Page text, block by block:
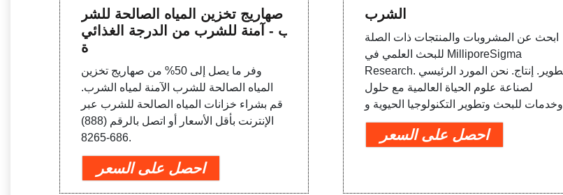
صهاريج تخزين المياه الصالحة للشر
ب - آمنة للشرب من الدرجة الغذائي
ة
وفر ما يصل إلى 50% من صهاريج تخزين
المياه الصالحة للشرب الآمنة لمياه الشرب.
قم بشراء خزانات المياه الصالحة للشرب عبر
الإنترنت بأقل الأسعار أو اتصل بالرقم (888)
686-8265.
احصل على السعر
الشرب
ابحث عن المشروبات والمنتجات ذات الصلة
للبحث العلمي في MilliporeSigma
Research. تطوير. إنتاج. نحن المورد الرئيسي
لصناعة علوم الحياة العالمية مع حلول
وخدمات للبحث وتطوير التكنولوجيا الحيوية و
احصل على السعر